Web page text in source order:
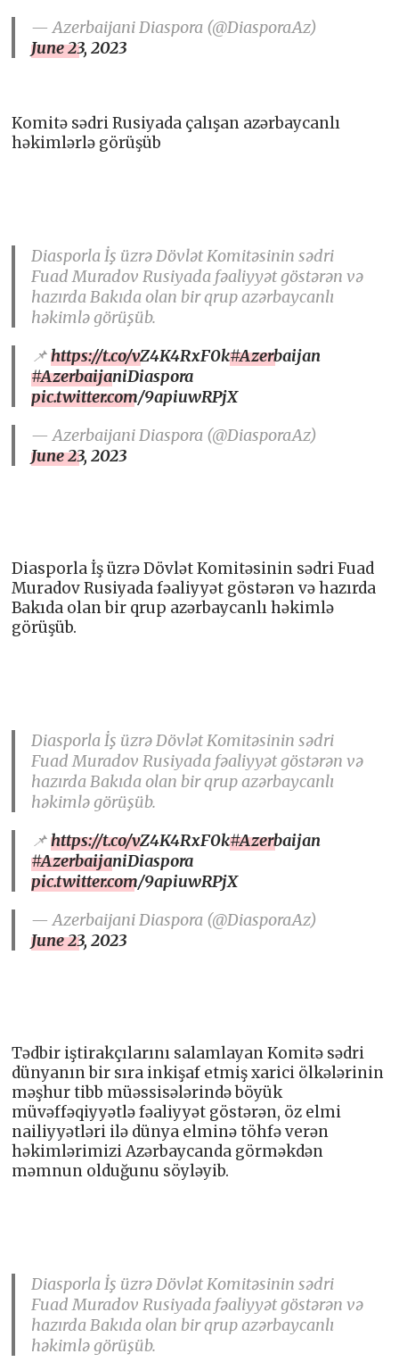
— Azerbaijani Diaspora (@DiasporaAz)
June 23, 2023
Komitə sədri Rusiyada çalışan azərbaycanlı
həkimlərlə görüşüb
Diasporla İş üzrə Dövlət Komitəsinin sədri
Fuad Muradov Rusiyada fəaliyyət göstərən və
hazırda Bakıda olan bir qrup azərbaycanlı
həkimlə görüşüb.
📌https://t.co/vZ4K4RxF0k#Azerbaijan
#AzerbaijaniDiaspora
pic.twitter.com/9apiuwRPjX
— Azerbaijani Diaspora (@DiasporaAz)
June 23, 2023
Diasporla İş üzrə Dövlət Komitəsinin sədri Fuad
Muradov Rusiyada fəaliyyət göstərən və hazırda
Bakıda olan bir qrup azərbaycanlı həkimlə
görüşüb.
Diasporla İş üzrə Dövlət Komitəsinin sədri
Fuad Muradov Rusiyada fəaliyyət göstərən və
hazırda Bakıda olan bir qrup azərbaycanlı
həkimlə görüşüb.
📌https://t.co/vZ4K4RxF0k#Azerbaijan
#AzerbaijaniDiaspora
pic.twitter.com/9apiuwRPjX
— Azerbaijani Diaspora (@DiasporaAz)
June 23, 2023
Tədbir iştirakçılarını salamlayan Komitə sədri
dünyanın bir sıra inkişaf etmiş xarici ölkələrinin
məşhur tibb müəssisələrində böyük
müvəffəqiyyətlə fəaliyyət göstərən, öz elmi
nailiyyətləri ilə dünya elminə töhfə verən
həkimlərimizi Azərbaycanda görməkdən
məmnun olduğunu söyləyib.
Diasporla İş üzrə Dövlət Komitəsinin sədri
Fuad Muradov Rusiyada fəaliyyət göstərən və
hazırda Bakıda olan bir qrup azərbaycanlı
həkimlə görüşüb.